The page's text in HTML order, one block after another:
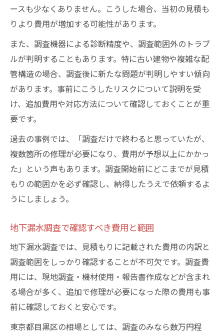
ースも少なくありません。こうした場合、当初の見積も
りより費用が増加する可能性があります。
また、調査機器による診断精度や、調査範囲外のトラブ
ルが判明することもあります。特に古い建物や複雑な配
管構造の場合、調査後に新たな問題が判明しやすい傾向
があります。事前にこうしたリスクについて説明を受
け、追加費用や対応方法について確認しておくことが重
要です。
過去の事例では、「調査だけで終わると思っていたが、
複数箇所の修理が必要になり、費用が予想以上にかかっ
た」という声もあります。調査開始前にどこまでが見積
もりの範囲かを必ず確認し、納得したうえで依頼するよ
うにしましょう。
地下漏水調査で確認すべき費用と範囲
地下漏水調査では、見積もりに記載された費用の内訳と
調査範囲をしっかり確認することが不可欠です。調査費
用には、現地調査・機材使用・報告書作成などが含まれ
る場合が多く、追加で修理が必要になった際の費用も事
前に確認しておくと安心です。
東京都目黒区の相場としては、調査のみなら数万円程